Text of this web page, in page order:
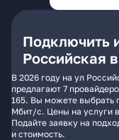
Подключить
Российская
В 2026 году на ул
предлагают 7
165. Вы можете выбрать
Мбит/с. Цены на услуги
Подайте заявку на
и стоимость.